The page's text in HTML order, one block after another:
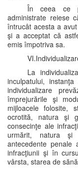
În ceea ce
administrate reiese
întrucât acesta a
şi a acceptat că
emis împotriva sa.
La
inculpatului,
individualizare
împrejurările şi
mijloacele folosite,
ocrotită, natura şi
consecinţe ale
urmărit, natura şi
antecedente penale
infracţiunii şi în
vârsta, starea de